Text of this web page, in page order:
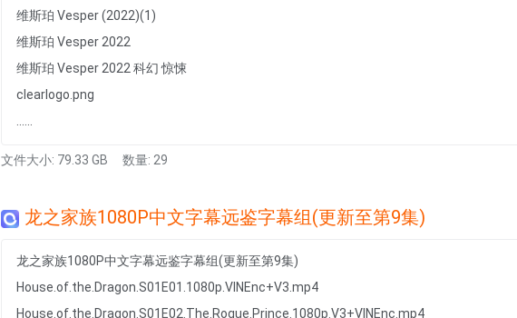
维斯珀 Vesper (2022)(1)
维斯珀 Vesper 2022
维斯珀 Vesper 2022 科幻 惊悚
clearlogo.png
文件大小: 79.33 GB 数量: 29
龙之家族1080P中文字幕远鉴字幕组(更新至第9集)
龙之家族1080P中文字幕远鉴字幕组(更新至第9集)
House.of.the.Dragon.S01E01.1080p.VINEnc+V3.mp4
House.of.the.Dragon.S01E02.The.Rogue.Prince.1080p.V3+VINEnc.mp4